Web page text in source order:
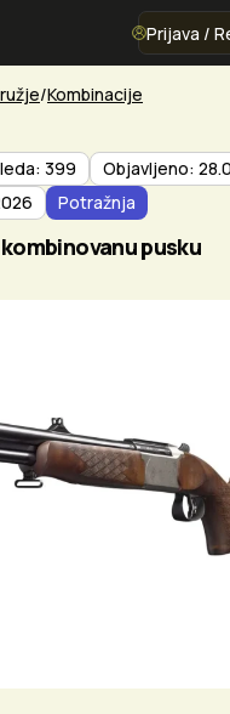
Prijava /
Kombinacije
399
Objavljeno:
Potražnja
pusku